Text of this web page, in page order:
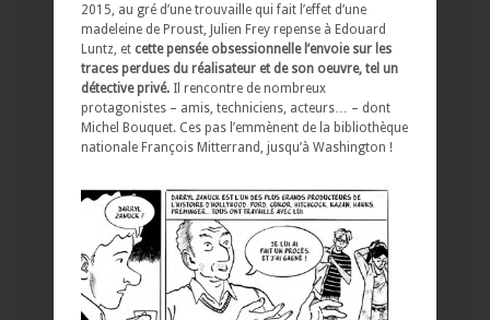
2015, au gré d’une trouvaille qui fait l’effet d’une
madeleine de Proust, Julien Frey repense à Edouard
Luntz, et cette pensée obsessionnelle l’envoie sur les
traces perdues du réalisateur et de son oeuvre, tel un
détective privé. Il rencontre de nombreux
protagonistes – amis, techniciens, acteurs… – dont
Michel Bouquet. Ces pas l’emmènent de la bibliothèque
nationale François Mitterrand, jusqu’à Washington !